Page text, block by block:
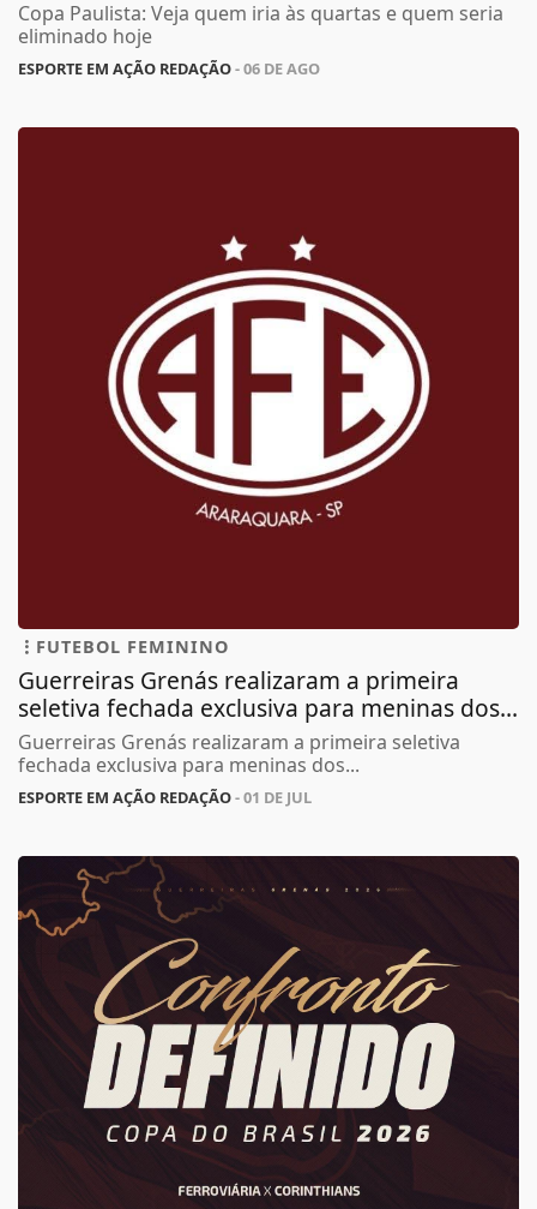
Copa Paulista: Veja quem iria às quartas e quem seria
eliminado hoje
ESPORTE EM AÇÃO REDAÇÃO- 06 DE AGO
FUTEBOL FEMININO
Guerreiras Grenás realizaram a primeira
seletiva fechada exclusiva para meninas dos...
Guerreiras Grenás realizaram a primeira seletiva
fechada exclusiva para meninas dos...
ESPORTE EM AÇÃO REDAÇÃO- 01 DE JUL